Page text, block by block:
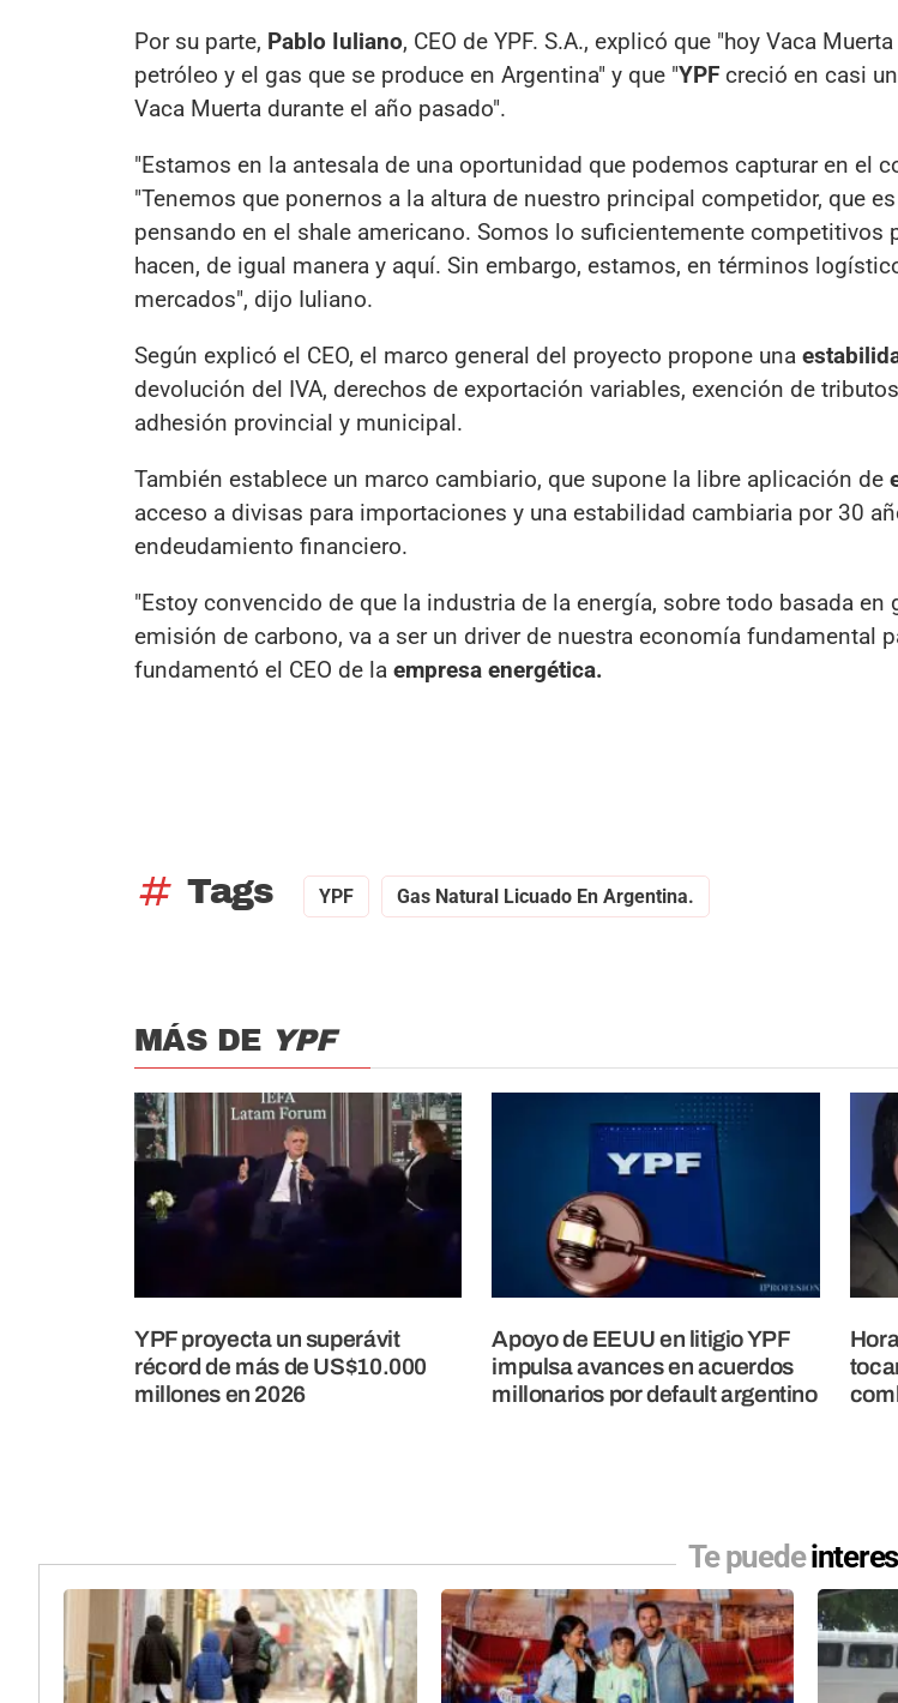
Por su parte, Pablo Iuliano, CEO de YPF. S.A., explicó que "hoy Vaca
petróleo y el gas que se produce en Argentina" y que "YPF creció en casi
Vaca Muerta durante el año pasado".
"Estamos en la antesala de una oportunidad que podemos capturar en el
"Tenemos que ponernos a la altura de nuestro principal competidor, que
pensando en el shale americano. Somos lo suficientemente competitivos
hacen, de igual manera y aquí. Sin embargo, estamos, en términos
mercados", dijo Iuliano.
Según explicó el CEO, el marco general del proyecto propone una
devolución del IVA, derechos de exportación variables, exención de
adhesión provincial y municipal.
También establece un marco cambiario, que supone la libre aplicación de
acceso a divisas para importaciones y una estabilidad cambiaria por 30
endeudamiento financiero.
"Estoy convencido de que la industria de la energía, sobre todo basada en
emisión de carbono, va a ser un driver de nuestra economía fundamental
fundamentó el CEO de la empresa energética.
tag Tags YPF Gas Natural Licuado En Argentina.
MÁS DE YPF
YPF proyecta un superávit
récord de más de US$10.000
millones en 2026
Apoyo de EEUU en litigio YPF
impulsa avances en acuerdos
millonarios por default argentino
Te puede